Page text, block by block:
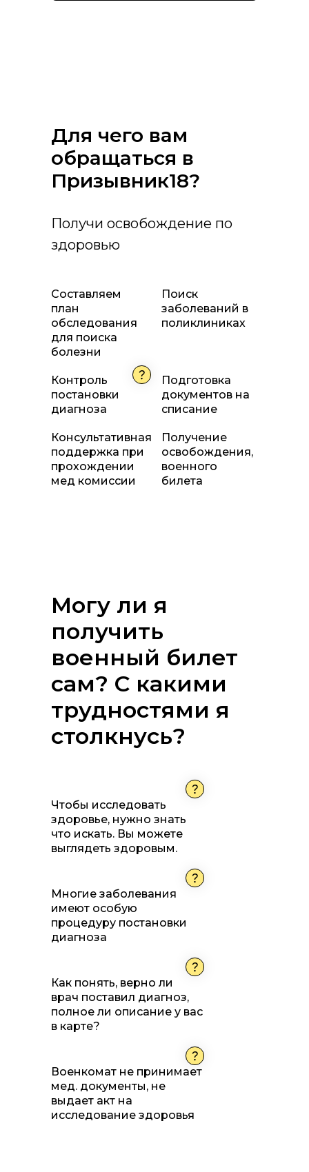
Для чего вам
обращаться в
Призывник18?
Получи освобождение по
здоровью
Составляем
план
обследования
для поиска
болезни
Подготовка
документов на
списание
Поиск
заболеваний в
поликлиниках
Консультативная
поддержка при
прохождении
мед комиссии
Контроль
постановки
диагноза
Получение
освобождения,
военного
билета
Могу ли я
получить
военный билет
сам? С какими
трудностями я
столкнусь?
Чтобы исследовать
здоровье, нужно знать
что искать. Вы можете
выглядеть здоровым.
Как понять, верно ли
врач поставил диагноз,
полное ли описание у вас
в карте?
Многие заболевания
имеют особую
процедуру постановки
диагноза
Военкомат не принимает
мед. документы, не
выдает акт на
исследование здоровья